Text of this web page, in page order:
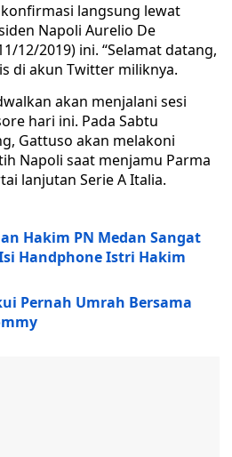
langsung lewat
Napoli Aurelio De
12/2019) ini. “Selamat datang,
di akun Twitter miliknya.
akan menjalani sesi
hari ini. Pada Sabtu
Gattuso akan melakoni
Napoli saat menjamu Parma
lanjutan Serie A Italia.
Hakim PN Medan Sangat
Handphone Istri Hakim
Pernah Umrah Bersama